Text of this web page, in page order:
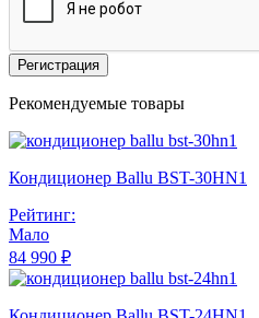
Регистрация
Рекомендуемые товары
Кондиционер Ballu BST-30HN1
Рейтинг:
Мало
84 990 ₽